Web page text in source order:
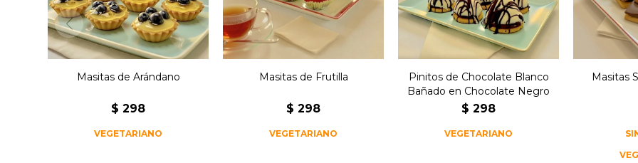
Masitas de Arándano
$ 298
VEGETARIANO
Masitas de Frutilla
$ 298
VEGETARIANO
negro.
Pinitos de Chocolate Blanco
Bañado en Chocolate Negro
$ 298
VEGETARIANO
Masitas